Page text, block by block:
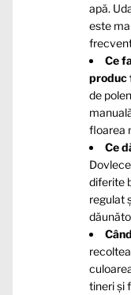
apă.
este
Ce
produc
de
floarea
Ce
diferite
regulat
tineri și